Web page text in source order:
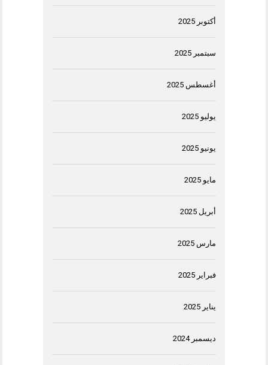
أكتوبر 2025
سبتمبر 2025
أغسطس 2025
يوليو 2025
يونيو 2025
مايو 2025
أبريل 2025
مارس 2025
فبراير 2025
يناير 2025
ديسمبر 2024